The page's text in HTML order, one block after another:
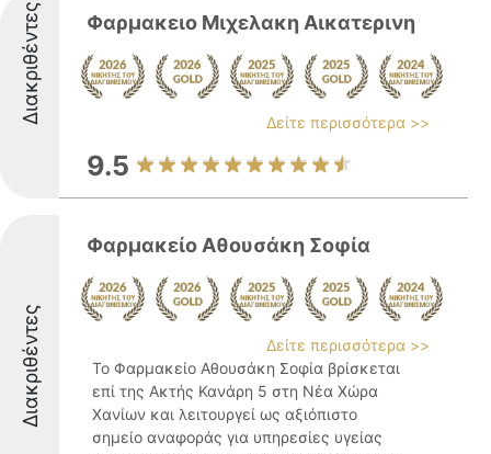
Διακριθέντες Φαρμακειο Μιχελακη Αικατερινη
Δείτε περισσότερα >>
9.5
Διακριθέντες
Φαρμακείο Αθουσάκη Σοφία
Δείτε περισσότερα >>
Το Φαρμακείο Αθουσάκη Σοφία βρίσκεται
επί της Ακτής Κανάρη 5 στη Νέα Χώρα
Χανίων και λειτουργεί ως αξιόπιστο
σημείο αναφοράς για υπηρεσίες υγείας